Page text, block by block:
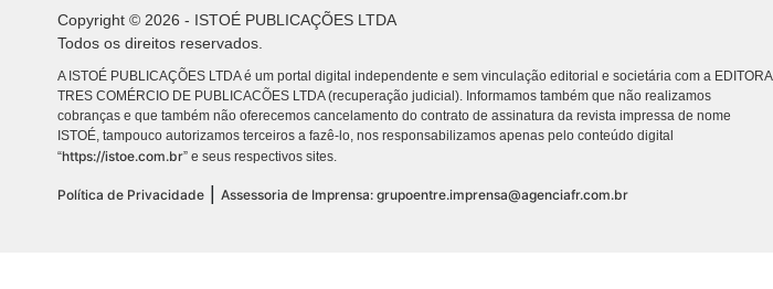
Copyright © 2026 - ISTOÉ PUBLICAÇÕES LTDA
Todos os direitos reservados.
A ISTOÉ PUBLICAÇÕES LTDA é um portal digital independente e sem vinculação editorial e societária com a EDITORA
TRES COMÉRCIO DE PUBLICACÕES LTDA (recuperação judicial). Informamos também que não realizamos
cobranças e que também não oferecemos cancelamento do contrato de assinatura da revista impressa de nome
ISTOÉ, tampouco autorizamos terceiros a fazê-lo, nos responsabilizamos apenas pelo conteúdo digital
“https://istoe.com.br” e seus respectivos sites.
Política de Privacidade Assessoria de Imprensa: grupoentre.imprensa@agenciafr.com.br